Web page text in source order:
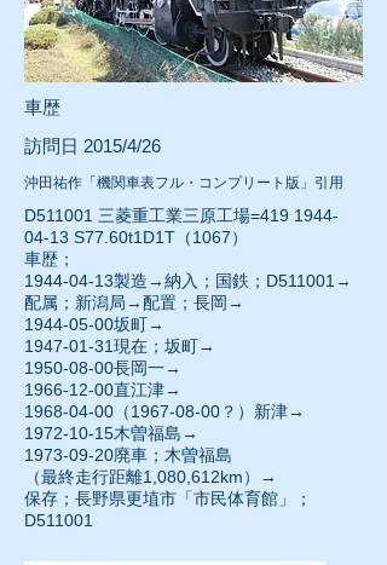
車歴
訪問日 2015/4/26
沖田祐作「機関車表フル・コンプリート版」引用
D511001 三菱重工業三原工場=419 1944-
04-13 S77.60t1D1T（1067）
車歴；
1944-04-13製造→納入；国鉄；D511001→
配属；新潟局→配置；長岡→
1944-05-00坂町→
1947-01-31現在；坂町→
1950-08-00長岡一→
1966-12-00直江津→
1968-04-00 （1967-08-00？）新津→
1972-10-15木曽福島→
1973-09-20廃車；木曽福島
（最終走行距離1,080,612km）→
保存；長野県更埴市「市民体育館」；
D511001